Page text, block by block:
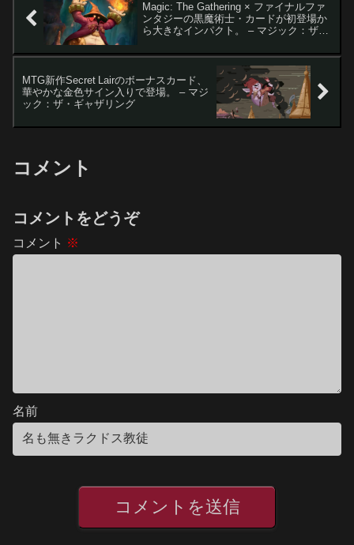
Magic: The Gathering × ファイナルファ
ンタジーの黒魔術士・カードが初登場か
ら大きなインパクト。 – マジック：ザ・
MTG新作Secret Lairのボーナスカード、
華やかな金色サイン入りで登場。 – マジ
ック：ザ・ギャザリング
コメント
コメントをどうぞ
コメント ※
名前